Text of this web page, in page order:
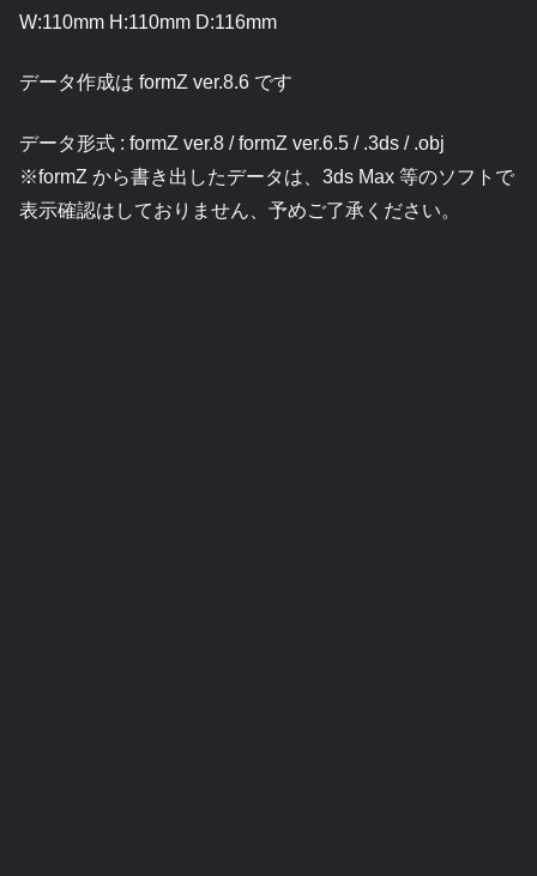
W:110mm H:110mm D:116mm
データ作成は formZ ver.8.6 です
データ形式 : formZ ver.8 / formZ ver.6.5 / .3ds / .obj
※formZ から書き出したデータは、3ds Max 等のソフトで
表示確認はしておりません、予めご了承ください。